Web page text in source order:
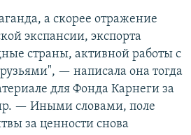
а скорее отражение
экспансии, экспорта
страны, активной работы с
— написала она тогда
для Фонда Карнеги за
— Иными словами, поле
за ценности снова